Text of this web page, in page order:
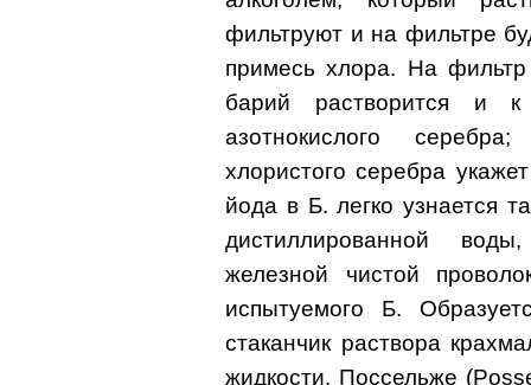
фильтруют и на фильтре
примесь хлора. На
барий растворится и к
азотнокислого
хлористого серебра
йода в Б. легко узнается
дистиллированной
железной чистой
испытуемого Б.
стаканчик раствора
жидкости. Поссельже